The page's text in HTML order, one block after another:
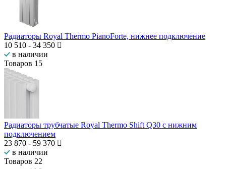
Радиаторы Royal Thermo PianoForte, нижнее подключение
10 510 - 34 350
в наличии
Товаров 15
Радиаторы трубчатые Royal Thermo Shift Q30 с нижним
подключением
23 870 - 59 370
в наличии
Товаров 22